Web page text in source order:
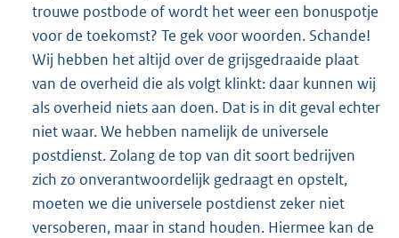
trouwe postbode of wordt het weer een bonuspotje
voor de toekomst? Te gek voor woorden. Schande!
Wij hebben het altijd over de grijsgedraaide plaat
van de overheid die als volgt klinkt: daar kunnen wij
als overheid niets aan doen. Dat is in dit geval echter
niet waar. We hebben namelijk de universele
postdienst. Zolang de top van dit soort bedrijven
zich zo onverantwoordelijk gedraagt en opstelt,
moeten we die universele postdienst zeker niet
versoberen, maar in stand houden. Hiermee kan de